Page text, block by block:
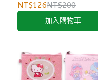
NT$126NT$200
加入購物車